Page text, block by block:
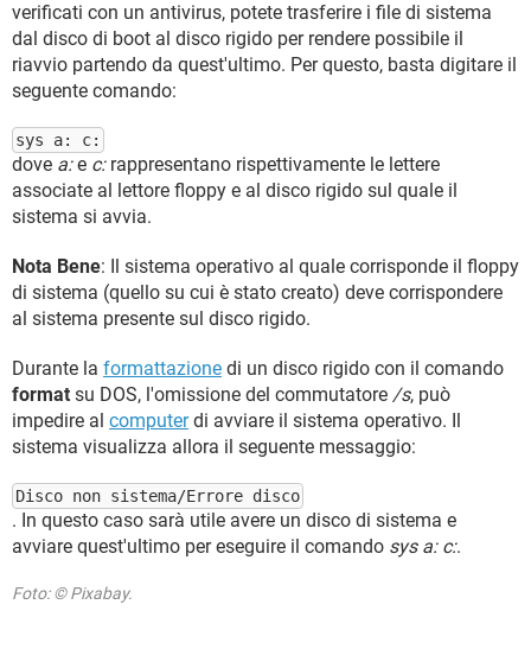
verificati con un antivirus, potete trasferire i file di sistema
dal disco di boot al disco rigido per rendere possibile il
riavvio partendo da quest'ultimo. Per questo, basta digitare il
seguente comando:
sys a: c:
dove a:e c:rappresentano rispettivamente le lettere
associate al lettore floppy e al disco rigido sul quale il
sistema si avvia.
Nota Bene: Il sistema operativo al quale corrisponde il floppy
di sistema (quello su cui è stato creato) deve corrispondere
al sistema presente sul disco rigido.
Durante la formattazione di un disco rigido con il comando
format su DOS, l'omissione del commutatore /s, può
impedire al computerdi avviare il sistema operativo. Il
sistema visualizza allora il seguente messaggio:
Disco non sistema/Errore disco
. In questo caso sarà utile avere un disco di sistema e
avviare quest'ultimo per eseguire il comando sys a: c:.
Foto: © Pixabay.